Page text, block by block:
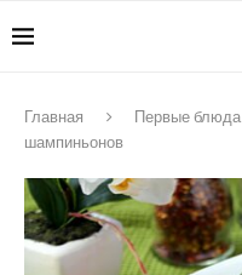
Главная Первые блюда
шампиньонов